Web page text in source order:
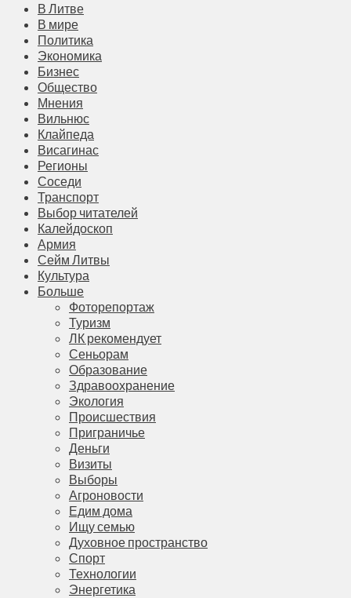
В Литве
В мире
Политика
Экономика
Бизнес
Общество
Мнения
Вильнюс
Клайпеда
Висагинас
Регионы
Соседи
Транспорт
Выбор читателей
Калейдоскоп
Армия
Сейм Литвы
Культура
Больше
Фоторепортаж
Туризм
ЛК рекомендует
Сеньорам
Образование
Здравоохранение
Экология
Происшествия
Приграничье
Деньги
Визиты
Выборы
Агроновости
Едим дома
Ищу семью
Духовное пространство
Спорт
Технологии
Энергетика